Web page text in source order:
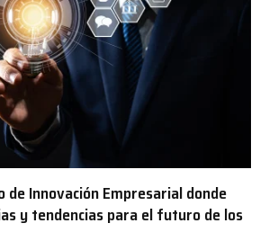
de Innovación Empresarial donde
y tendencias para el futuro de los